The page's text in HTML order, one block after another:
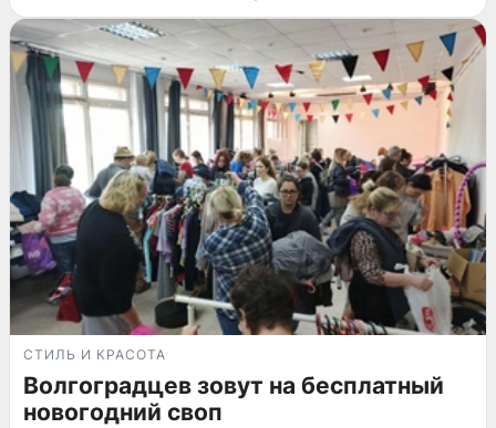
СТИЛЬ И КРАСОТА
Волгоградцев зовут на бесплатный
новогодний своп